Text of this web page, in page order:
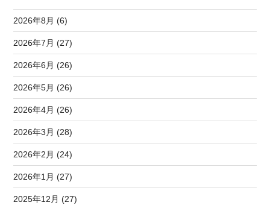
2026年8月 (6)
2026年7月 (27)
2026年6月 (26)
2026年5月 (26)
2026年4月 (26)
2026年3月 (28)
2026年2月 (24)
2026年1月 (27)
2025年12月 (27)